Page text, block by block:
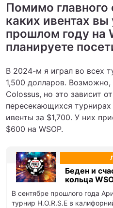
Помимо главного
каких ивентах вы
прошлом году на
планируете
В 2024-м я играл во всех
1,500 долларов.
Colossus, но это зависит
пересекающихся турнирах
ивенты за $1,700. У них
$600 на WSOP.
Беден и
кольца
чтобы
В сентябре прошлого года
турнир H.O.R.S.E в